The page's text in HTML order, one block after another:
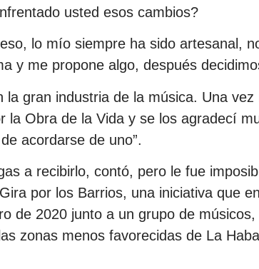
usted esos cambios?
lo mío siempre ha sido artesanal,
y me propone algo, después
la gran industria de la música. Una vez
la Obra de la Vida y se los agradecí
acordarse de uno”.
a recibirlo, contó, pero le fue
por los Barrios, una iniciativa que
de 2020 junto a un grupo de
zonas menos favorecidas de La